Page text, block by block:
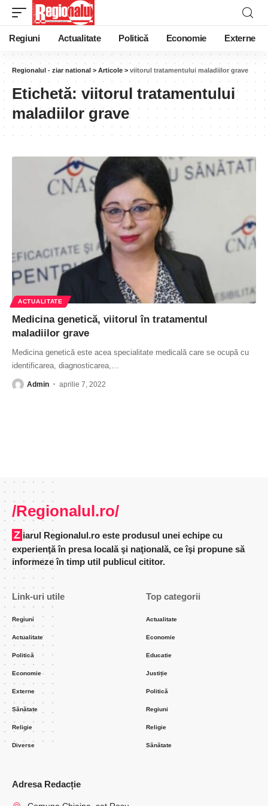
Regiuni Actualitate Politică Economie Externe
Regionalul - ziar national > Articole > viitorul tratamentului maladiilor grave
Etichetă: viitorul tratamentului
maladiilor grave
ACTUALITATE
Medicina genetică, viitorul în tratamentul
maladiilor grave
Medicina genetică este acea specialitate medicală care se ocupă cu
identificarea, diagnosticarea,
Admin aprilie 7, 2022
/Regionalul.ro/
Ziarul Regionalul.ro este produsul unei echipe cu
experienţă în presa locală şi naţională, ce îşi propune să
informeze în timp util publicul cititor.
Link-uri utile
Regiuni
Actualitate
Politică
Economie
Externe
Sănătate
Religie
Diverse
Top categorii
Actualitate
Economie
Educatie
Justiție
Politică
Regiuni
Religie
Sănătate
Adresa Redacție